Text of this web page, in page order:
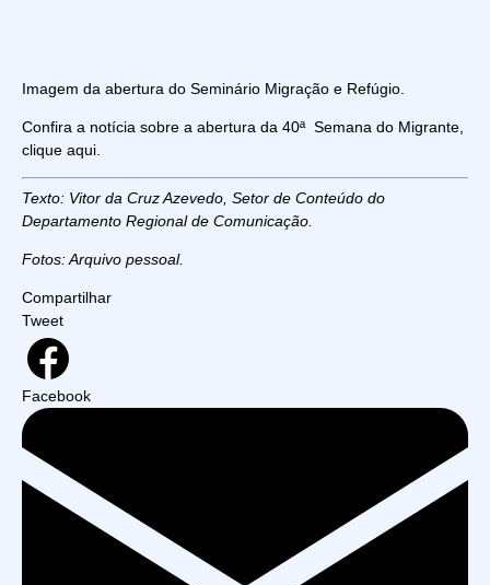
Imagem da abertura do Seminário Migração e Refúgio.
Confira a notícia sobre a abertura da 40ª Semana do Migrante,
clique aqui
Texto: Vitor da Cruz Azevedo, Setor de Conteúdo do
Departamento Regional de Comunicação.
Fotos: Arquivo pessoal.
Compartilhar
Tweet
Facebook